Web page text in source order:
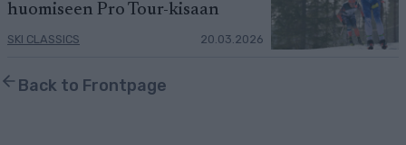
huomiseen Pro Tour-kisaan
SKI CLASSICS 20.03.2026
Back to Frontpage